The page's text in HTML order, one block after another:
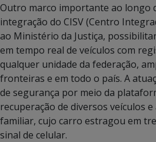
Outro marco importante ao longo
integração do CISV (Centro
ao Ministério da Justiça,
em tempo real de veículos com
qualquer unidade da federação,
fronteiras e em todo o país. A
de segurança por meio da
recuperação de diversos veículos e
familiar, cujo carro estragou em
sinal de celular.